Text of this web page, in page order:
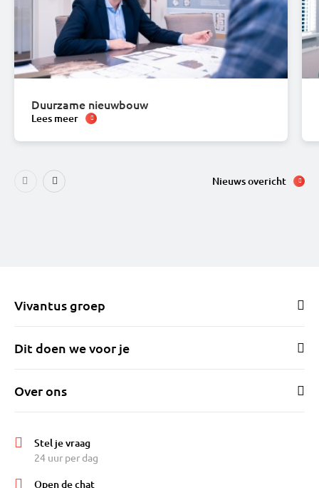
Duurzame nieuwbouw
Lees meer
Nieuws overicht
Vivantus groep
Dit doen we voor je
Over ons
Stel je vraag
24 uur per dag
Open de chat